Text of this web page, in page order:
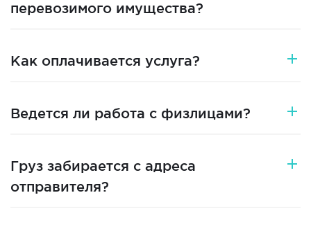
перевозимого имущества?
Как оплачивается услуга?
Ведется ли работа с физлицами?
Груз забирается с адреса
отправителя?